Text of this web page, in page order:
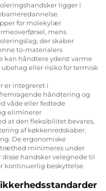
ligger i
for molekylær
mens
der skaber
to-materialers
kan håndtere yderst varme
eller risiko for termisk
er integreret i
håndtering og
våde eller fedtede
eliminerer
at den fleksibilitet bevares,
af køkkenredskaber,
De ergonomiske
minimeres under
handsker velegnede til
kontinuerlig beskyttelse